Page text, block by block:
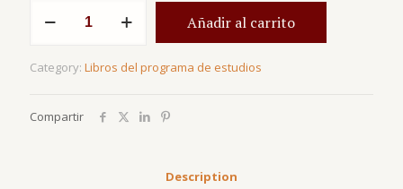
Sendero
Realización
2009-
Añadir al carrito
Category: Libros del programa de estudios
Compartir
Description